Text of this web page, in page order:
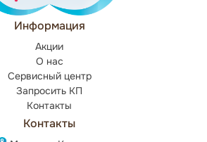
Информация
Акции
О нас
Сервисный центр
Запросить КП
Контакты
Контакты